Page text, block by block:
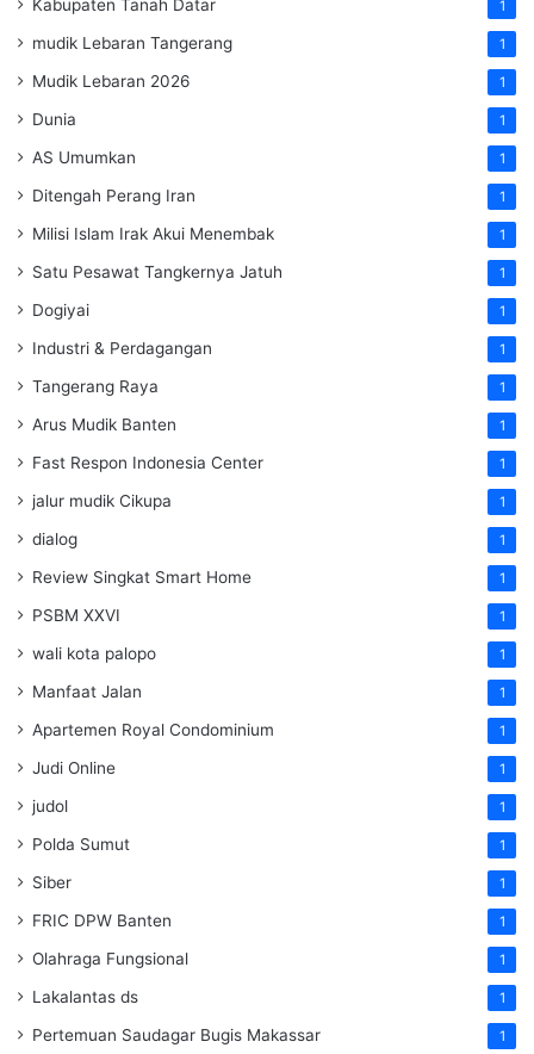
Kabupaten Tanah Datar 1
mudik Lebaran Tangerang 1
Mudik Lebaran 2026 1
Dunia 1
AS Umumkan 1
Ditengah Perang Iran 1
Milisi Islam Irak Akui Menembak 1
Satu Pesawat Tangkernya Jatuh 1
Dogiyai 1
Industri & Perdagangan 1
Tangerang Raya 1
Arus Mudik Banten 1
Fast Respon Indonesia Center 1
jalur mudik Cikupa 1
dialog 1
Review Singkat Smart Home 1
PSBM XXVI 1
wali kota palopo 1
Manfaat Jalan 1
Apartemen Royal Condominium 1
Judi Online 1
judol 1
Polda Sumut 1
Siber 1
FRIC DPW Banten 1
Olahraga Fungsional 1
Lakalantas ds 1
Pertemuan Saudagar Bugis Makassar 1